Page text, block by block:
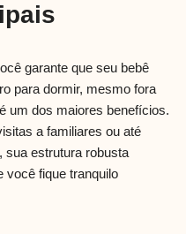
garante que seu bebê
para dormir, mesmo fora
um dos maiores benefícios.
a familiares ou até
sua estrutura robusta
você fique tranquilo